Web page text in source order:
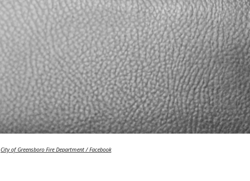
City of Greensboro Fire Department / Facebook